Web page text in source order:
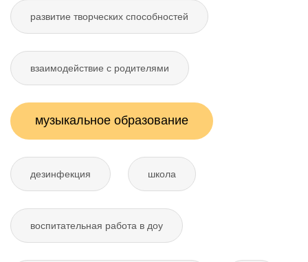
развитие творческих способностей
взаимодействие с родителями
музыкальное образование
дезинфекция школа
воспитательная работа в доу